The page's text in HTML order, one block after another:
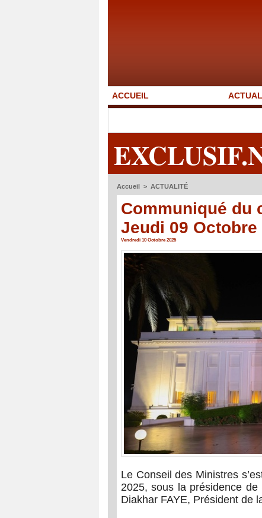
ACCUEIL
Accueil > ACTUALITÉ
Communiqué du
Jeudi 09 Octobre
Vendredi 10 Octobre 2025
Le Conseil des Ministres
2025, sous la présidence
Diakhar FAYE, Président de